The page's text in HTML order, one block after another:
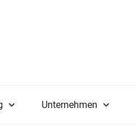
Unternehmen